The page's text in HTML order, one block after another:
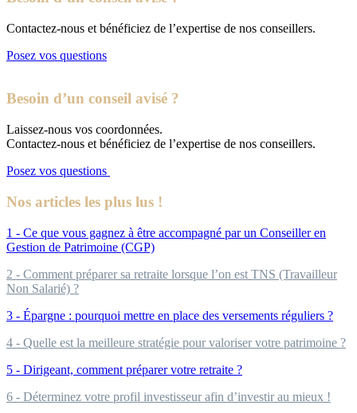
Contactez-nous et bénéficiez de l’expertise de nos conseillers.
Posez vos questions
Besoin d’un conseil avisé ?
Laissez-nous vos coordonnées.
Contactez-nous et bénéficiez de l’expertise de nos conseillers.
Posez vos questions
Nos articles les plus lus !
1 - Ce que vous gagnez à être accompagné par un Conseiller en
Gestion de Patrimoine (CGP)
2 - Comment préparer sa retraite lorsque l’on est TNS (Travailleur
Non Salarié) ?
3 - Épargne : pourquoi mettre en place des versements réguliers ?
4 - Quelle est la meilleure stratégie pour valoriser votre patrimoine ?
5 - Dirigeant, comment préparer votre retraite ?
6 - Déterminez votre profil investisseur afin d’investir au mieux !